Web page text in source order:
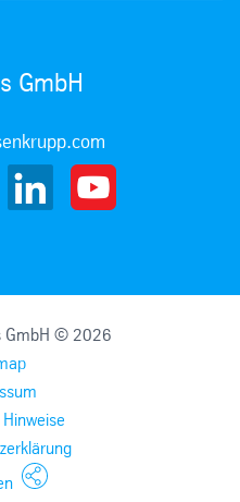
GmbH
GmbH © 2026